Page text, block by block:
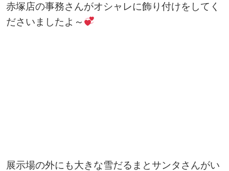
赤塚店の事務さんがオシャレに飾り付けをしてく
ださいましたよ～
展示場の外にも大きな雪だるまとサンタさんがい